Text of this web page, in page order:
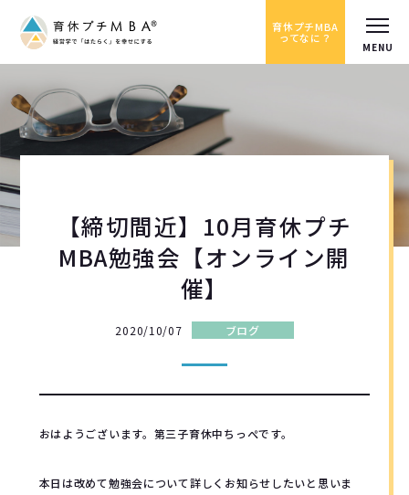
育休プチMBA
ってなに？
【締切間近】10月育休プチ
MBA勉強会【オンライン開
催】
2020/10/07 ブログ
おはようございます。第三子育休中ちっぺです。
本日は改めて勉強会について詳しくお知らせしたいと思いま